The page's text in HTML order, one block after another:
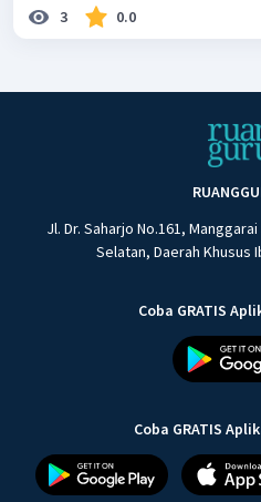
3 0.0
Jl. Dr. Saharjo No.161,
Selatan, Daerah Khusus
Coba GRATIS
Coba GRATIS